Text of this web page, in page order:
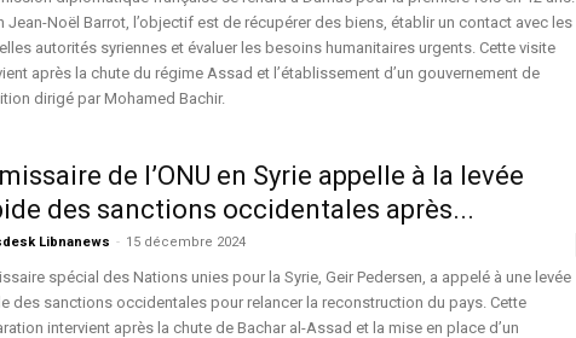
Jean-Noël Barrot, l’objectif est de récupérer des biens, établir un contact avec les
autorités syriennes et évaluer les besoins humanitaires urgents. Cette visite
après la chute du régime Assad et l’établissement d’un gouvernement de
dirigé par Mohamed Bachir.
de l’ONU en Syrie appelle à la levée
des sanctions occidentales après...
Libnanews - 15 décembre 2024
spécial des Nations unies pour la Syrie, Geir Pedersen, a appelé à une levée
des sanctions occidentales pour relancer la reconstruction du pays. Cette
intervient après la chute de Bachar al-Assad et la mise en place d’un